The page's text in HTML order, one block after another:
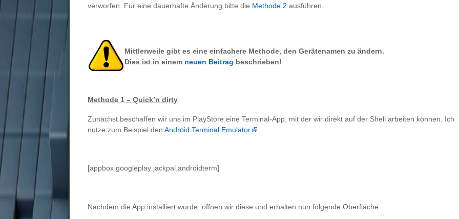
verworfen. Für eine dauerhafte Änderung bitte die Methode 2 ausführen.
Mittlerweile gibt es eine einfachere Methode, den Gerätenamen zu ändern.
Dies ist in einem neuen Beitrag beschrieben!
Methode 1 – Quick’n dirty
Zunächst beschaffen wir uns im PlayStore eine Terminal-App, mit der wir direkt auf der Shell arbeiten können. Ich
nutze zum Beispiel denAndroid Terminal Emulator
[appbox googleplay jackpal.androidterm]
Nachdem die App installiert wurde, öffnen wir diese und erhalten nun folgende Oberfläche: